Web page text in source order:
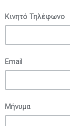
Κινητό Τηλέφωνο
Email
Μήνυμα